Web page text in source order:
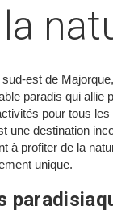
est de Majorque,
paradis qui allie
pour tous
une destination
à profiter de la
unique.